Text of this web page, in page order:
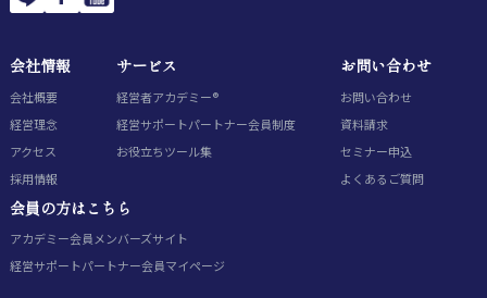
会社情報
会社概要
経営理念
アクセス
採用情報
サービス
経営者アカデミー®
経営サポートパートナー会員制度
お役立ちツール集
お問い合わせ
お問い合わせ
資料請求
セミナー申込
よくあるご質問
会員の方はこちら
アカデミー会員 メンバーズサイト
経営サポートパートナー会員マイページ